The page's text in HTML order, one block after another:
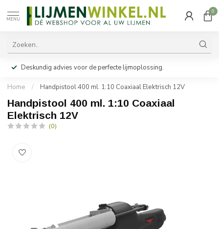
MENU
0
Deskundig advies voor de perfecte lijmoplossing.
Home / Handpistool 400 ml. 1:10 Coaxiaal Elektrisch 12V
Handpistool 400 ml. 1:10 Coaxiaal
Elektrisch 12V
(0)